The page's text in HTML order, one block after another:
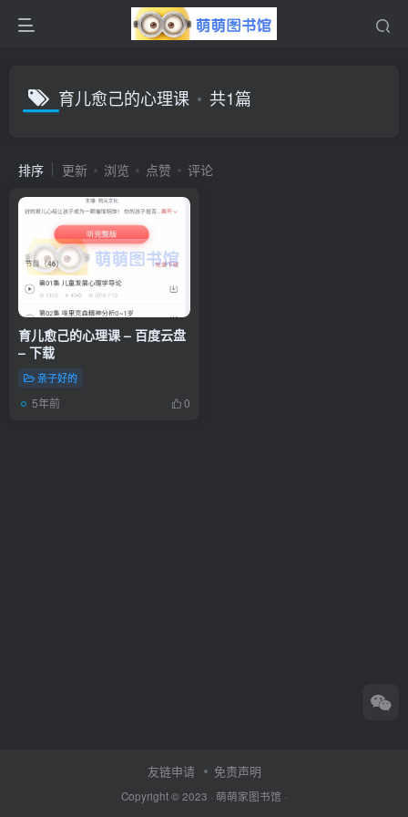
育儿愈己的心理课 共1篇
排序 更新 浏览 点赞 评论
育儿愈己的心理课 – 百度云盘
– 下载
亲子好的
5年前 0
友链申请 免责声明
Copyright © 2023 · 萌萌家图书馆 ·